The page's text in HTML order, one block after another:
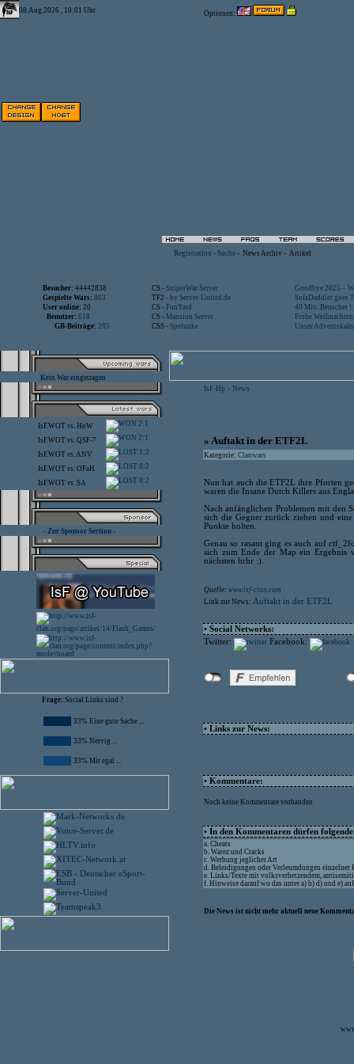
08.Aug.2026 , 10:01 Uhr Optionen:
Registration - Suche - News Archiv - Artikel
Besucher: 44442838 CS - SniperWar Server
Goodbye 2025 –
Gespielte Wars: 803 TF2 - by Server-United.de
SofaDaddler goes
User online: 20 CS - FunYard
40 Mio. Beuscher
Benutzer: 618 CS - Mansion Server
Frohe
GB-Beiträge: 285 CSS - Spelunke Unser
Kein War eingetragen
IsF.WOT vs. HoW 2:1
IsF.WOT vs. QSF-7 2:1
IsF.WOT vs.ANV 1:2
IsF.WOT vs. OFaH 0:2
IsF.WOT vs. SA 0:2
- Zur Sponsor Section -
Frage: Social Links sind ?
33% Eine gute Sache ...
33% Nervig ...
33% Mir egal ...
IsF-Hp > News
» Auftakt in der ETF2L
Kategorie: Clanwars
Nun hat auch die ETF2L ihre Pforten
waren die Insane Dutch Killers aus
Nach anfänglichen Problemen mit den
sich die Gegner zurück ziehen und
Punkte holten.
Genau so rasant ging es auch auf
sich zum Ende der Map ein Ergebnis
nächsten hrhr :).
Quelle: www.isf-clan.com
Link zur News: Auftakt in der ETF2L
• Social Networks:
Twitter:
Facebook:
• Links zur News:
• Kommentare:
Noch keine Kommentare vorhanden
• In den Kommentaren dürfen
a. Cheats
b. Warez und Cracks
c. Werbung jeglicher Art
d. Beleidigungen oder Verleumdungen einzelner
e. Links/Texte mit volksverhetzendem,
f. Hinweise darauf wo das unter a) b) d) und e)
Die News ist nicht mehr aktuell neue